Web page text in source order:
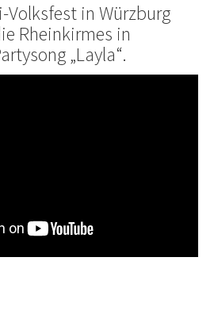
in Würzburg
Rheinkirmes in
„Layla“.